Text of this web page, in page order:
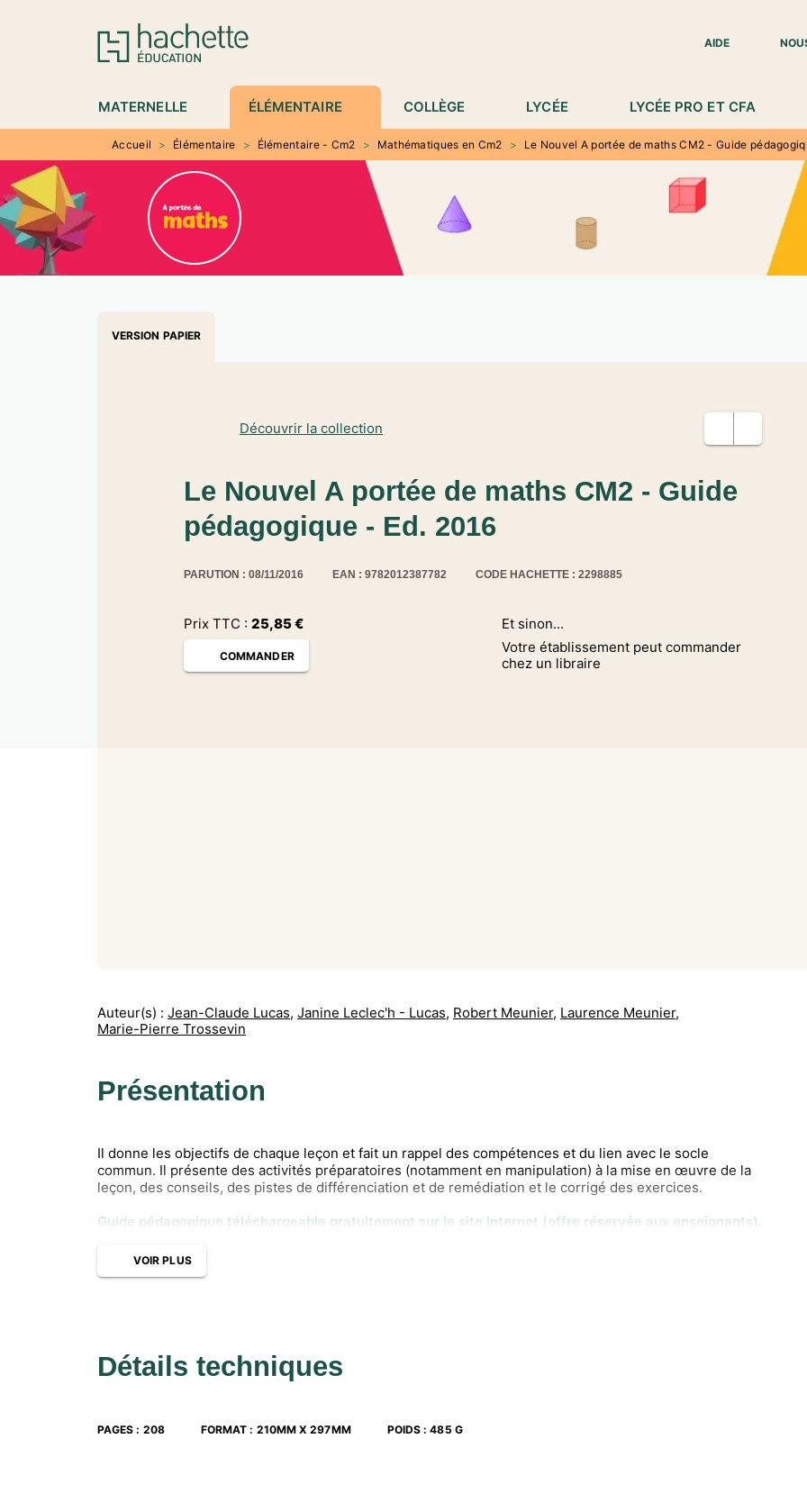
MENU RECHERCHE
AIDE
MATERNELLE ÉLÉMENTAIRE COLLÈGE LYCÉE LYCÉE PRO ET CFA
Accueil > Élémentaire > Élémentaire - Cm2 > Mathématiques en Cm2 > Le Nouvel A portée de maths CM2 - Guide
VERSION PAPIER
Découvrir la collection
Le Nouvel A portée de maths CM2 - Guide
pédagogique - Ed. 2016
PARUTION : 08/11/2016 EAN : 9782012387782 CODE HACHETTE : 2298885
Prix TTC : 25,85€
COMMANDER
Et sinon...
Votre établissement peut commander
chez un libraire
Auteur(s) : Jean-Claude Lucas, Janine Leclec'h - Lucas, Robert Meunier, Laurence Meunier,
Marie-Pierre Trossevin
Présentation
Il donne les objectifs de chaque leçon et fait un rappel des compétences et du lien avec le socle
commun. Il présente des activités préparatoires (notamment en manipulation) à la mise en œuvre de la
leçon, des conseils, des pistes de différenciation et de remédiation et le corrigé des exercices.
Guide pédagogique téléchargeable gratuitement sur le site Internet (offre réservée aux enseignants).
VOIR PLUS
Détails techniques
PAGES : 208 FORMAT : 210MM X 297MM POIDS :485 G